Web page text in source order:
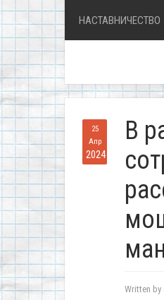
НАСТАВНИЧЕСТВО
25
Апр
2024
В
Written by